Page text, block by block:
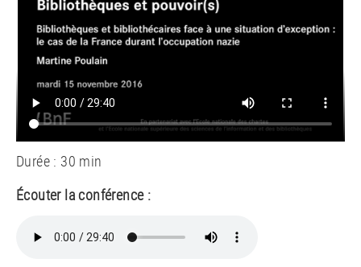
Durée : 30 min
Écouter la conférence :